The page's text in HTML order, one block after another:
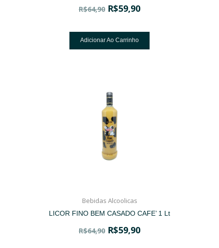
R$64,90 R$59,90
Adicionar Ao Carrinho
Bebidas Alcoolicas
LICOR FINO BEM CASADO CAFE’ 1 Lt
R$64,90 R$59,90